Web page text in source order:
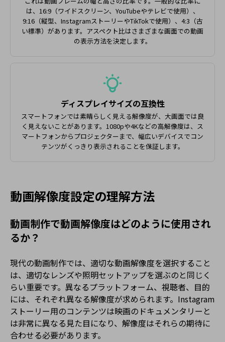
は、16:9（ワイドスクリーン、YouTubeやテレビで使用）、
9:16（縦型、InstagramストーリーやTikTokで使用）、4:3（古
い標準）があります。アスペクト比はさまざまな画面での動画
の表示方法を決定します。
ディスプレイサイズの互換性
スマートフォンでは素晴らしく見える解像度が、大画面では良
く見えないことがあります。1080pや4Kなどの高解像度は、ス
マートフォンからプロジェクターまで、幅広いデバイスでコン
テンツがくっきり表示されることを保証します。
動画解像度設定の理解方法
動画制作で動画解像度はどのように使用され
るか？
現代の動画制作では、適切な動画解像度を選択すること
は、適切なレンズや照明セットアップを選ぶのと同じく
らい重要です。異なるプラットフォーム、視聴者、目的
には、それぞれ異なる解像度が求められます。Instagram
ストーリー用のコンテンツは映画のドキュメンタリーと
は非常に異なる見た目になり、解像度はそれらの期待に
合わせる必要があります。